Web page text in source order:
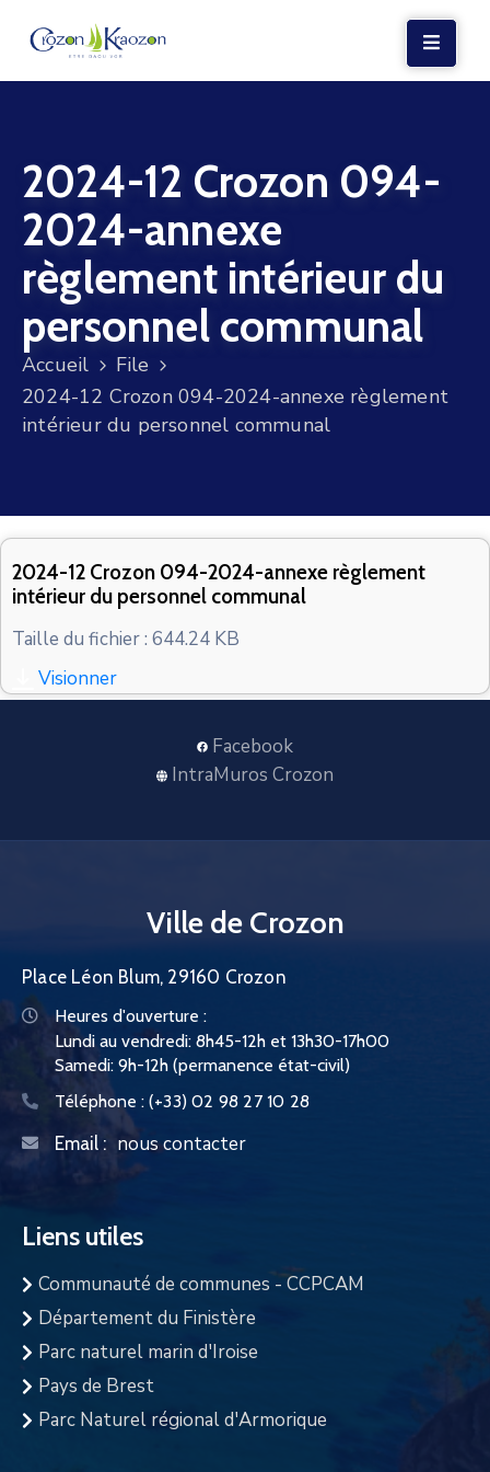
VIE
LOCALE
VIE
SOCIALE
TERRE
ET
MER
VOS
2024-12 Crozon 094-
2024-annexe
règlement intérieur du
personnel communal
Accueil
File
2024-12 Crozon 094-2024-annexe règlement
intérieur du personnel communal
2024-12 Crozon 094-2024-annexe règlement
intérieur du personnel communal
Taille du fichier : 644.24 KB
Visionner
Facebook
IntraMuros Crozon
Ville de Crozon
Place Léon Blum, 29160 Crozon
Heures d'ouverture :
Lundi au vendredi: 8h45-12h et 13h30-17h00
Samedi: 9h-12h (permanence état-civil)
Téléphone : (+33) 02 98 27 10 28
Email : nous contacter
Liens utiles
Communauté de communes - CCPCAM
Département du Finistère
Parc naturel marin d'Iroise
Pays de Brest
Parc Naturel régional d'Armorique